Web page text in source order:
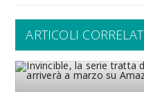
ARTICOLI